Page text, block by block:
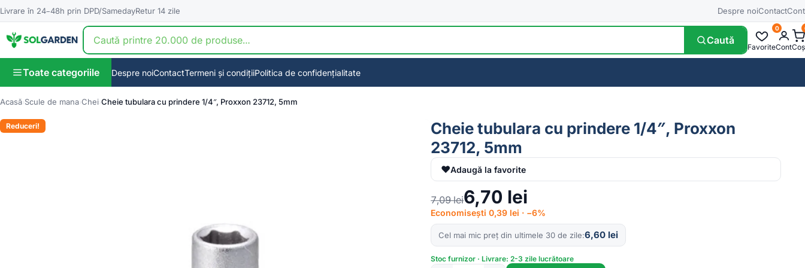
Livrare în 24–48h prin DPD/SamedayRetur 14 zile Despre noiContactCont
Caută
Favorite
0
ContCoș
Toate categoriile Despre noiContactTermeni și condițiiPolitica de confidențialitate
Acasă Scule de mana Chei Cheie tubulara cu prindere 1/4″, Proxxon 23712, 5mm
Reduceri!
Cheie tubulara cu prindere 1/4″, Proxxon
23712, 5mm
♥Adaugă la favorite
7,09lei6,70 lei
Economisești 0,39 lei · −6%
Cel mai mic preț din ultimele 30 de zile 6,60 lei
Stoc furnizor · Livrare: 2-3 zile lucrătoare